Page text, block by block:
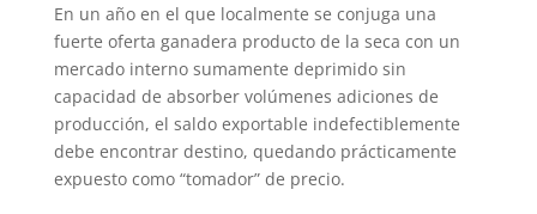
En un año en el que localmente se conjuga una
fuerte oferta ganadera producto de la seca con un
mercado interno sumamente deprimido sin
capacidad de absorber volúmenes adiciones de
producción, el saldo exportable indefectiblemente
debe encontrar destino, quedando prácticamente
expuesto como “tomador” de precio.